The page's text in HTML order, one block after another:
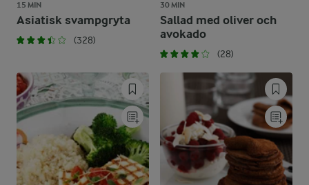
15 MIN
Asiatisk svampgryta
(328)
30 MIN
Sallad med oliver och
avokado
(28)